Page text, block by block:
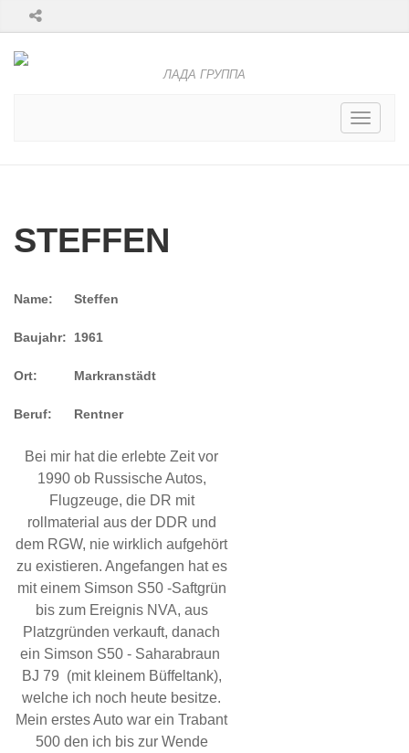
ЛАДА ГРУППА
Toggle
STEFFEN
Name:
Baujahr:
Ort:
Beruf:
Steffen
1961
Markranstädt
Rentner
Bei mir hat die erlebte Zeit vor
1990 ob Russische Autos,
Flugzeuge, die DR mit
rollmaterial aus der DDR und
dem RGW, nie wirklich aufgehört
zu existieren. Angefangen hat es
mit einem Simson S50 -Saftgrün
bis zum Ereignis NVA, aus
Platzgründen verkauft, danach
ein Simson S50 - Saharabraun
BJ 79 (mit kleinem Büffeltank),
welche ich noch heute besitze.
Mein erstes Auto war ein Trabant
500 den ich bis zur Wende